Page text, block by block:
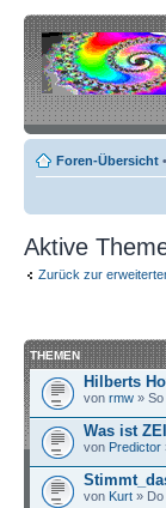
Foren-Übersicht •
Aktive
Zurück zur
THEMEN
Hilberts
von rmw »
Was ist
von Predictor
von Kurt » Do